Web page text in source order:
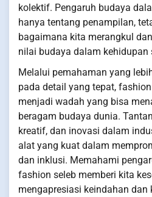
kolektif. Pengaruh budaya
hanya tentang penampilan,
bagaimana kita merangkul
nilai budaya dalam kehidupan
Melalui pemahaman yang
pada detail yang tepat,
menjadi wadah yang bisa
beragam budaya dunia.
kreatif, dan inovasi dalam
alat yang kuat dalam
dan inklusi. Memahami
fashion seleb memberi kita
mengapresiasi keindahan